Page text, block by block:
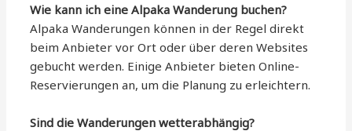
Wie kann ich eine Alpaka Wanderung buchen?
Alpaka Wanderungen können in der Regel direkt
beim Anbieter vor Ort oder über deren Websites
gebucht werden. Einige Anbieter bieten Online-
Reservierungen an, um die Planung zu erleichtern.
Sind die Wanderungen wetterabhängig?